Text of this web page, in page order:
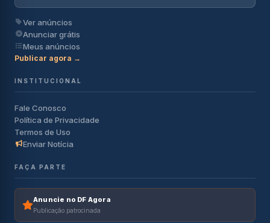
Ver anúncios
Anunciar grátis
Meus anúncios
Publicar agora →
INSTITUCIONAL
Fale Conosco
Política de Privacidade
Termos de Uso
Enviar Notícia
FAÇA PARTE
Anuncie no DF Agora
Publicação patrocinada